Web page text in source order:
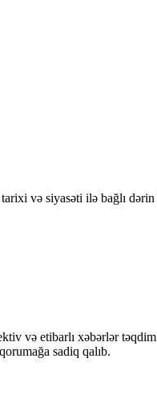
və siyasəti ilə bağlı
və etibarlı xəbərlər təqdim
sadiq qalıb.